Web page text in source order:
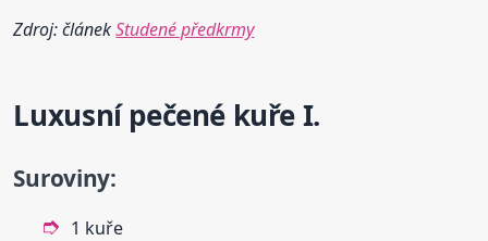
Zdroj: článekStudené předkrmy
Luxusní pečené kuře I.
Suroviny:
1 kuře